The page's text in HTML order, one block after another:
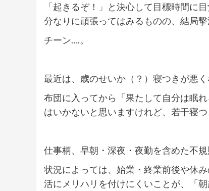
「起きるぞ！」と決心して目標時間に
分なりに頑張ってはみるものの、結局
チーン….。
最近は、歳のせいか（？）寝つきが悪
布団に入ってから「果たして自分は眠
はいかないと思いますけれど、若干寝つ
仕事柄、早朝・深夜・夜勤を含めた不
状況によっては、始業・終業前後や休
活にメリハリを付けにくいことが、「